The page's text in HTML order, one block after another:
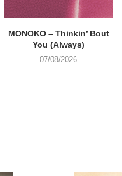
MONOKO – Thinkin’ Bout
You (Always)
07/08/2026